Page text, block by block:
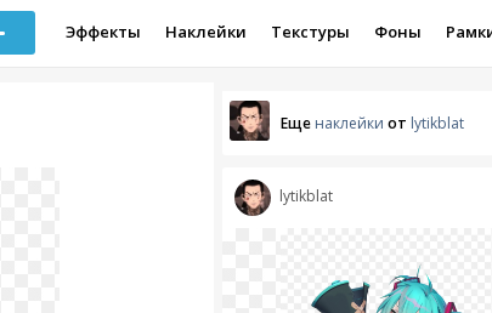
Эффекты Наклейки Текстуры Фоны
Еще наклейки от lytikblat
lytikblat